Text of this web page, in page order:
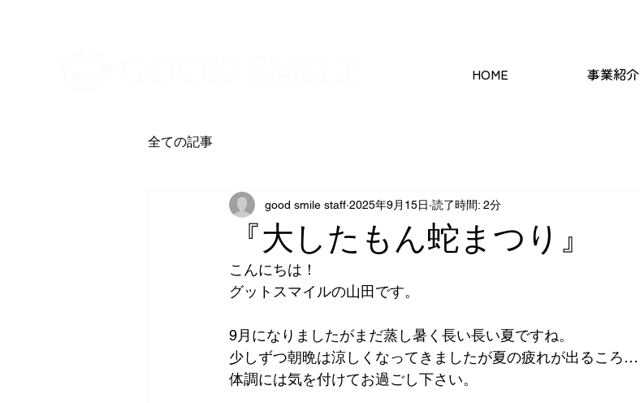
HOME 事業紹介
全ての記事
『大したもん蛇まつり』
good smile staff 2025年9月15日 読了時間: 2分
こんにちは！
グットスマイルの山田です。
9月になりましたがまだ蒸し暑く長い長い夏ですね。
少しずつ朝晩は涼しくなってきましたが夏の疲れが出るころ…
体調には気を付けてお過ごし下さい。